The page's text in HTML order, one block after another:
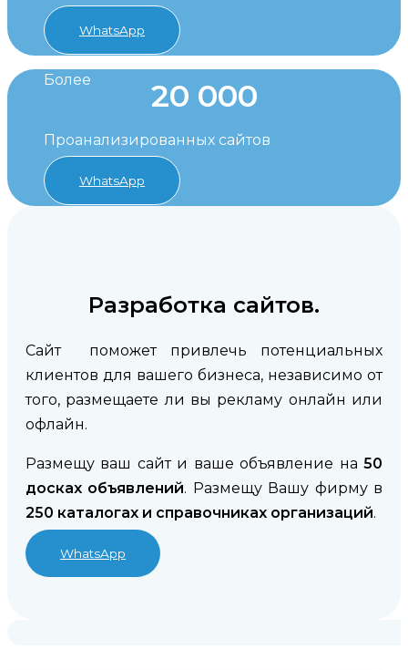
WhatsApp
Более 20 000
Проанализированных сайтов
WhatsApp
Разработка сайтов.
Сайт поможет привлечь потенциальных
клиентов для вашего бизнеса, независимо от
того, размещаете ли вы рекламу онлайн или
офлайн.
Размещу ваш сайт и ваше объявление на 50
досках объявлений. Размещу Вашу фирму в
250 каталогах и справочниках организаций.
WhatsApp